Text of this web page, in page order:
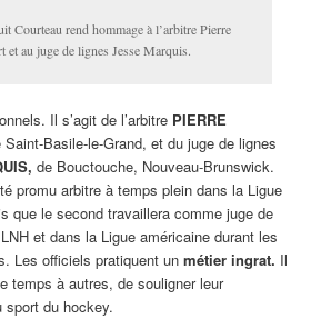
Courteau rend hommage à l’arbitre Pierre
et au juge de lignes Jesse Marquis.
Il s’agit de l’arbitre PIERRE
Saint-Basile-le-Grand, et du juge de lignes
de Bouctouche, Nouveau-Brunswick.
promu arbitre à temps plein dans la Ligue
que le second travaillera comme juge de
et dans la Ligue américaine durant les
Les officiels pratiquent un métier ingrat. Il
temps à autres, de souligner leur
sport du hockey.